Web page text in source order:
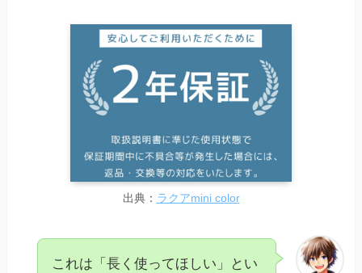
出典： ラクアmini color
これは「長く使ってほしい」とい